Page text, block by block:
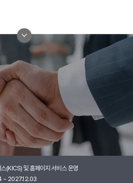
(KICS) 및 홈페이지 서비스 운영
~ 2027.12.03